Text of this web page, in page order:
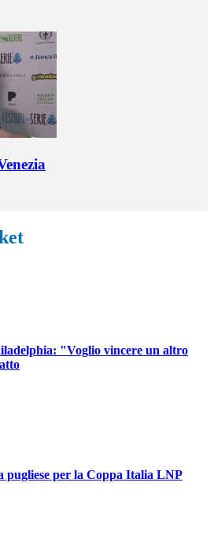
"Voglio vincere un altro
pugliese per la Coppa Italia LNP